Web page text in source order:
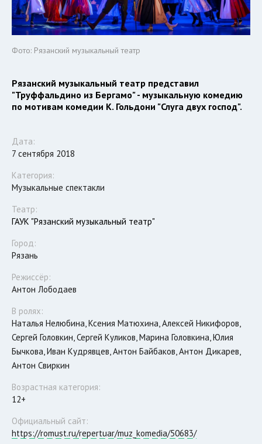
Фото: Рязанский музыкальный театр
Рязанский музыкальный театр представил
"Труффальдино из Бергамо" - музыкальную комедию
по мотивам комедии К. Гольдони "Слуга двух господ".
Дата:
7 сентября 2018
Категория:
Музыкальные спектакли
Театр:
ГАУК "Рязанский музыкальный театр"
Город:
Рязань
Режиссёр:
Антон Лободаев
В ролях:
Наталья Нелюбина, Ксения Матюхина, Алексей Никифоров,
Сергей Головкин, Сергей Куликов, Марина Головкина, Юлия
Бычкова, Иван Кудрявцев, Антон Байбаков, Антон Дикарев,
Антон Свиркин
Возрастная категория:
12+
Официальный сайт:
https://romust.ru/repertuar/muz_komedia/50683/